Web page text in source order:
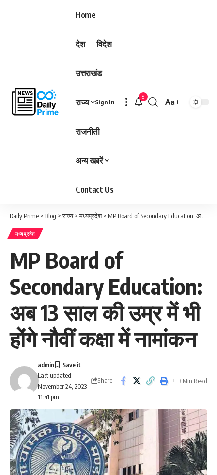
Home
देश विदेश
उत्तराखंड
राज्य
राजनीती
अन्य खबरें
Contact Us
Sign In
6
Font
Aa
Daily Prime > Blog >राज्य>मध्यप्रदेश> MP Board of Secondary Education: अब 13 साल की उम्र में भी होंगे नौवीं कक्षा में नामांकन
मध्यप्रदेश
MP Board of
Secondary Education:
अब 13 साल की उम्र में भी
होंगे नौवीं कक्षा में नामांकन
Last updated:
November 24, 2023
11:41 pm
admin
Share 3 Min Read